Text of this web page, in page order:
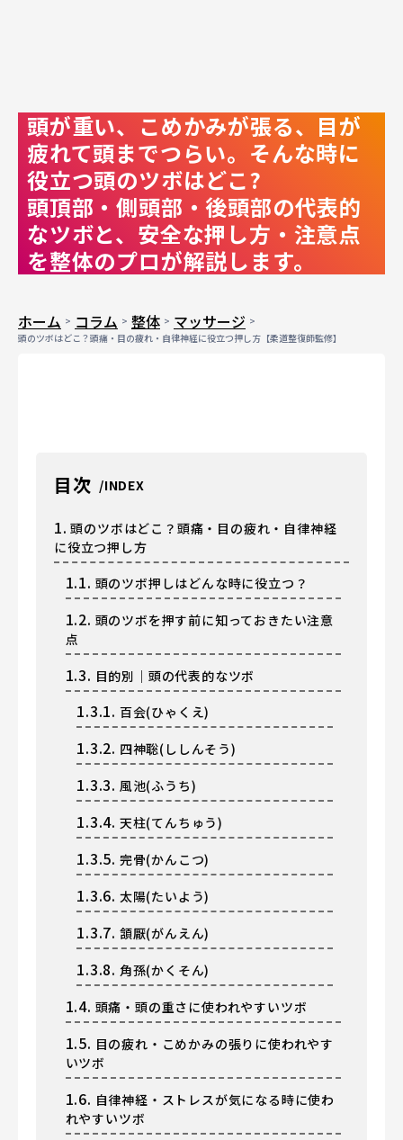
頭が重い、こめかみが張る、目が
疲れて頭までつらい。そんな時に
役立つ頭のツボはどこ?
頭頂部・側頭部・後頭部の代表的
なツボと、安全な押し方・注意点
を整体のプロが解説します。
ホーム コラム 整体 マッサージ
頭のツボはどこ？頭痛・目の疲れ・自律神経に役立つ押し方【柔道整復師監修】
目次
1. 頭のツボはどこ？頭痛・目の疲れ・自律神経
に役立つ押し方
1.1. 頭のツボ押しはどんな時に役立つ？
1.2. 頭のツボを押す前に知っておきたい注意
点
1.3. 目的別｜頭の代表的なツボ
1.3.1. 百会(ひゃくえ)
1.3.2. 四神聡(ししんそう)
1.3.3. 風池(ふうち)
1.3.4. 天柱(てんちゅう)
1.3.5. 完骨(かんこつ)
1.3.6. 太陽(たいよう)
1.3.7. 頷厭(がんえん)
1.3.8. 角孫(かくそん)
1.4. 頭痛・頭の重さに使われやすいツボ
1.5. 目の疲れ・こめかみの張りに使われやす
いツボ
1.6. 自律神経・ストレスが気になる時に使わ
れやすいツボ